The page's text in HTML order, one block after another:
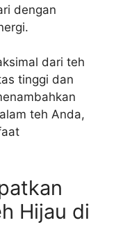
dengan
dari teh
tinggi dan
teh Anda,
Hijau di